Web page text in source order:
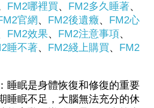
FM2哪裡買、 FM2多久睡著、
官網、 FM2後遺癥、 FM2心
FM2效果、 FM2注意事項、
睡不著、 FM2綫上購買、 FM2
眠是身體恢復和修復的重要
睡眠不足，大腦無法充分的休